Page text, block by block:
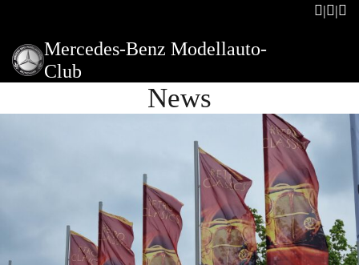
Mercedes-Benz Modellauto-
Club
News